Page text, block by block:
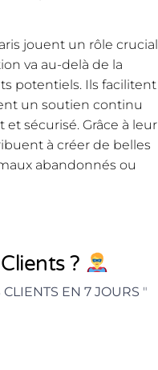
jouent un rôle crucial
va au-delà de la
potentiels. Ils facilitent
un soutien continu
sécurisé. Grâce à leur
à créer de belles
abandonnés ou
?
EN 7 JOURS "